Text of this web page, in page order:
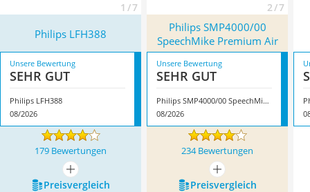
1 / 7 2 / 7
Philips LFH388
Philips SMP4000/00
SpeechMike Premium Air
Unsere Bewertung
SEHR GUT
Philips LFH388
08/2026
Unsere Bewertung
SEHR GUT
Philips SMP4000/00 SpeechMike Premium Air
08/2026
179 Bewertungen 234 Bewertungen
mehr anzeigen
mehr anzeigen
Preis­vergleich
Preis­vergleich